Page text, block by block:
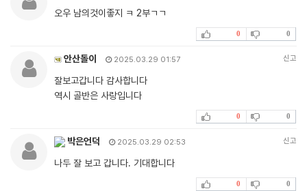
오우 남의것이좋지 ㅋ 2부ㄱㄱ
0 0
안산돌이 2025.03.29 01:57 신고
잘보고갑니다 감사합니다
역시 골반은 사랑입니다
0 0
박은언덕 2025.03.29 02:53 신고
나두 잘 보고 갑니다. 기대합니다
0 0